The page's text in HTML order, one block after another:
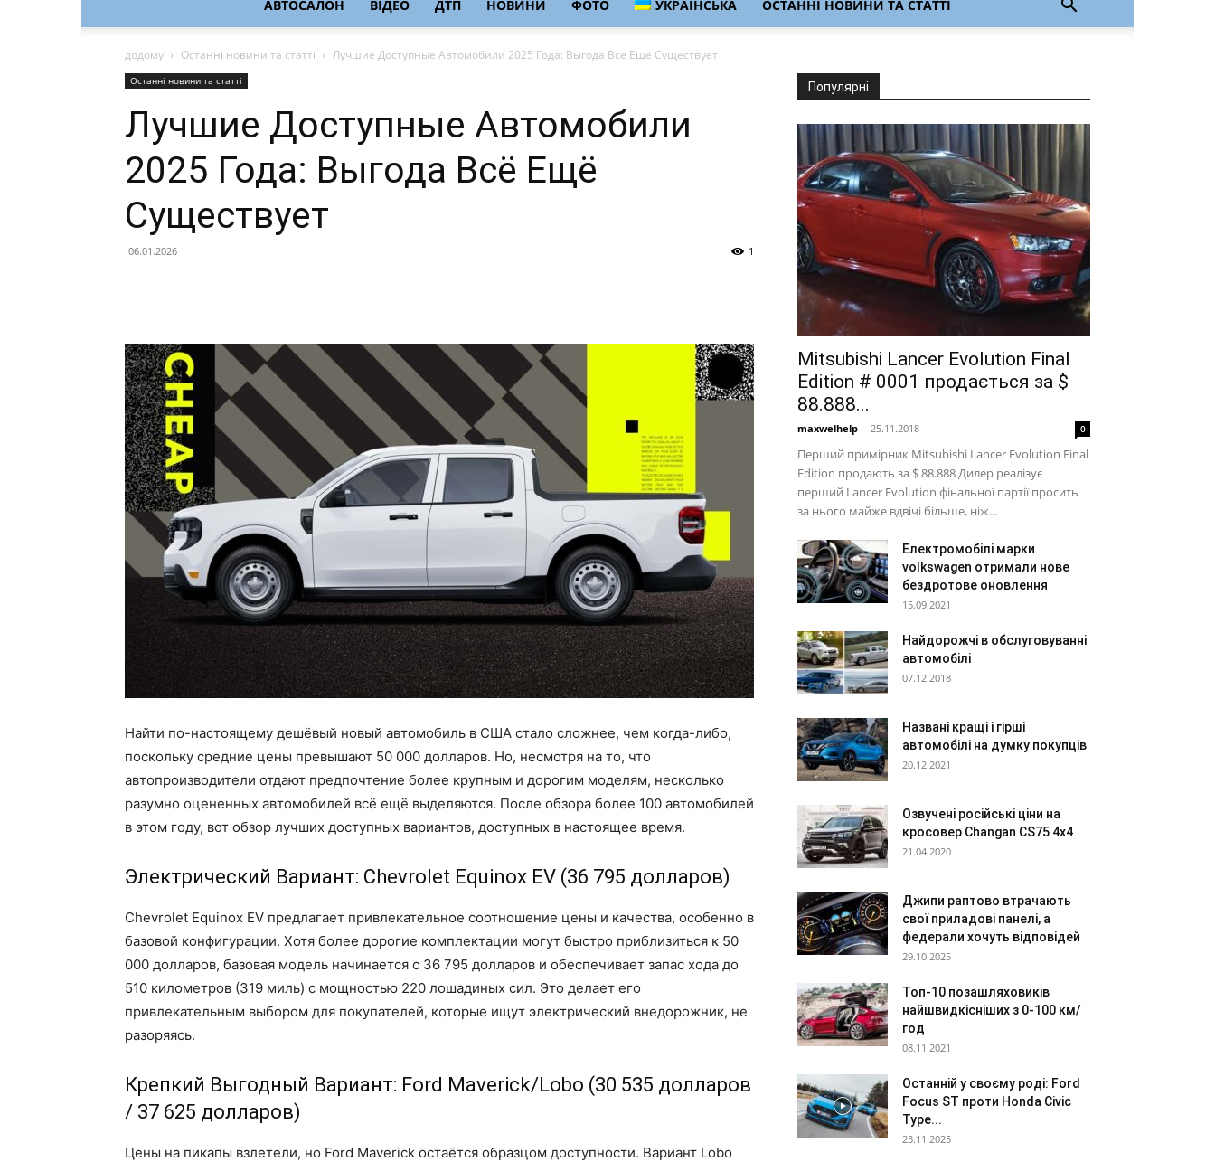
АВТОСАЛОН ВІДЕО ДТП НОВИНИ ФОТО УКРАЇНСЬКА ОСТАННІ НОВИНИ ТА СТАТТІ
додому Останні новини та статті Лучшие Доступные Автомобили 2025 Года: Выгода Всё Ещё Существует
Останні новини та статті
Лучшие Доступные Автомобили
2025 Года: Выгода Всё Ещё
Существует
06.01.2026 1
Найти по-настоящему дешёвый новый автомобиль в США стало сложнее, чем когда-либо,
поскольку средние цены превышают 50 000 долларов. Но, несмотря на то, что
автопроизводители отдают предпочтение более крупным и дорогим моделям, несколько
разумно оцененных автомобилей всё ещё выделяются. После обзора более 100 автомобилей
в этом году, вот обзор лучших доступных вариантов, доступных в настоящее время.
Электрический Вариант: Chevrolet Equinox EV (36 795 долларов)
Chevrolet Equinox EV предлагает привлекательное соотношение цены и качества, особенно в
базовой конфигурации. Хотя более дорогие комплектации могут быстро приблизиться к 50
000 долларов, базовая модель начинается с 36 795 долларов и обеспечивает запас хода до
510 километров (319 миль) с мощностью 220 лошадиных сил. Это делает его
привлекательным выбором для покупателей, которые ищут электрический внедорожник, не
разоряясь.
Крепкий Выгодный Вариант: Ford Maverick/Lobo (30 535 долларов
/ 37 625 долларов)
Цены на пикапы взлетели, но Ford Maverick остаётся образцом доступности. Вариант Lobo
Популярні
Mitsubishi Lancer Evolution Final
Edition # 0001 продається за $
88.888...
maxwelhelp - 25.11.2018 0
Перший примірник Mitsubishi Lancer Evolution Final
Edition продають за $ 88.888 Дилер реалізує
перший Lancer Evolution фінальної партії просить
за нього майже вдвічі більше, ніж...
Електромобілі марки
volkswagen отримали нове
бездротове оновлення
15.09.2021
Найдорожчі в обслуговуванні
автомобілі
07.12.2018
Названі кращі і гірші
автомобілі на думку покупців
20.12.2021
Озвучені російські ціни на
кросовер Changan CS75 4х4
21.04.2020
Джипи раптово втрачають
свої приладові панелі, а
федерали хочуть відповідей
29.10.2025
Топ-10 позашляховиків
найшвидкісніших з 0-100 км/
год
08.11.2021
Останній у своєму роді: Ford
Focus ST проти Honda Civic
Type...
23.11.2025